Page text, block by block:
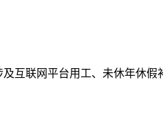
互联网平台用工、未休年休假